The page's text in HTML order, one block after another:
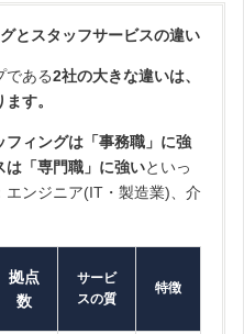
とスタッフサービスの違い
である2社の大きな違いは、
す。
フィングは「事務職」に強
は「専門職」に強いといっ
ンジニア(IT・製造業)、介
拠点
数
サービ
スの質
特徴